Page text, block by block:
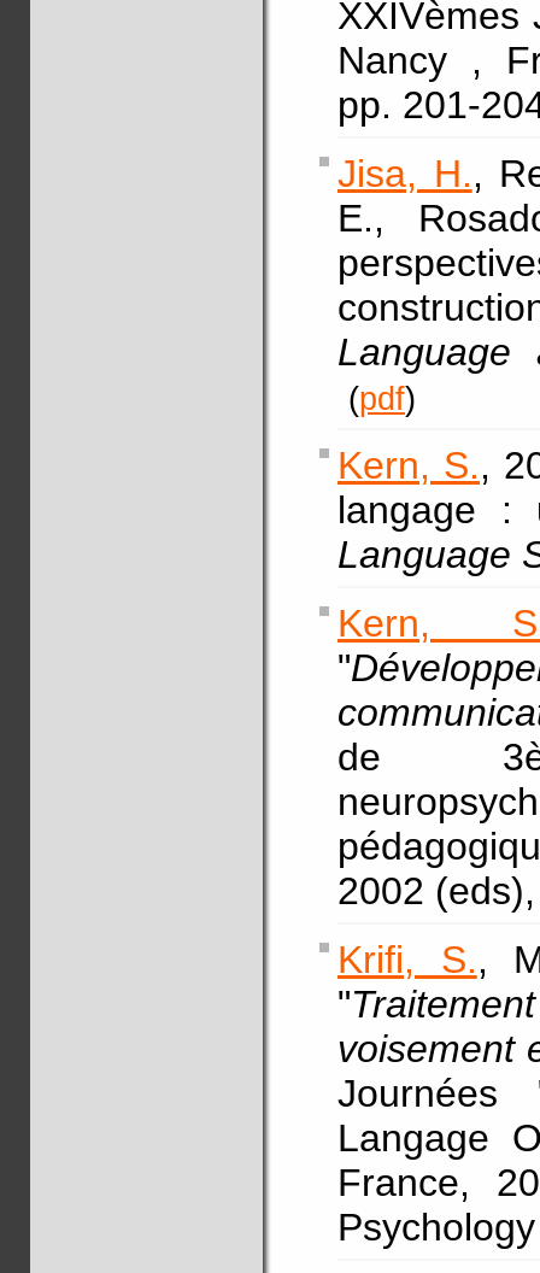
XXIVèmes
Nancy ,
pp. 201-
Jisa, H.,
E.,
Language
(pdf)
Kern, S.,
langage
Language
Kern,
"
de
2002
Krifi, S.,
"
voisement
Journées
Langage
France,